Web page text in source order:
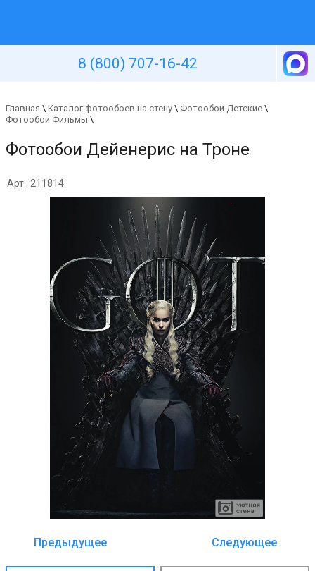
8 (800) 707-16-42
Главная \ Каталог фотообоев на стену \ Фотообои Детские \
Фотообои Фильмы \
Фотообои Дейенерис на Троне
Арт.: 211814
Предыдущее
Следующее